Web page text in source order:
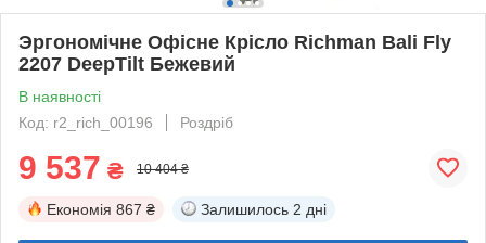
Эргономічне Офісне Крісло Richman Bali Fly
2207 DeepTilt Бежевий
В наявності
Код: r2_rich_00196
Роздріб
9 537 ₴ 10 404 ₴
Економія 867 ₴ Залишилось 2 дні